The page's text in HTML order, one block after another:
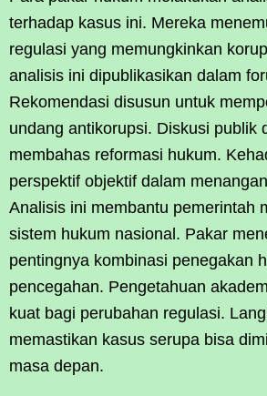
terhadap kasus ini. Mereka
regulasi yang memungkinkan
analisis ini dipublikasikan dalam
Rekomendasi disusun untuk
undang antikorupsi. Diskusi publik
membahas reformasi hukum.
perspektif objektif dalam
Analisis ini membantu pemerintah
sistem hukum nasional. Pakar
pentingnya kombinasi penegakan
pencegahan. Pengetahuan
kuat bagi perubahan regulasi.
memastikan kasus serupa bisa
masa depan.